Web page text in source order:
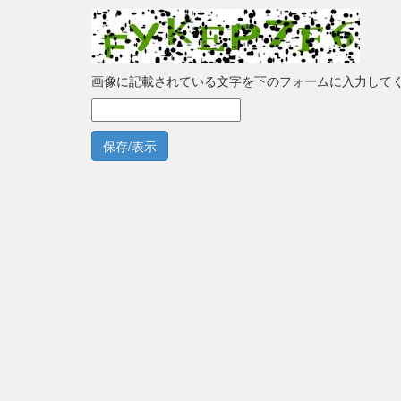
画像に記載されている文字を下のフォームに入力して
保存/表示